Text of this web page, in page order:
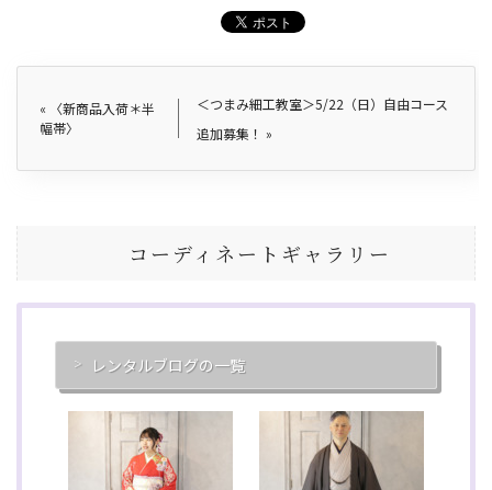
« 〈新商品入荷＊半
幅帯〉
＜つまみ細工教室＞5/22（日）自由コース
追加募集！»
コーディネートギャラリー
レンタルブログの一覧